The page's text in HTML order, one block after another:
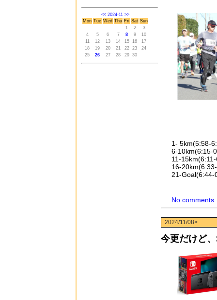
<< 2024-11 >>
Mon Tue Wed Thu Fri Sat Sun
1
2
3
4
5 6 7 8 9
10
11
12 13 14 15 16
17
18
19 20 21 22 23
24
25
26 27 28 29 30
1- 5km(5:58-
6-10km(6:15-
11-
16-
21-Goal(6:44-
No comments
2024/11/08>
今更だけど